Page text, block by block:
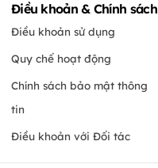
Điều khoản & Chính sách
Điều khoản sử dụng
Quy chế hoạt động
Chính sách bảo mật thông
tin
Điều khoản với Đối tác